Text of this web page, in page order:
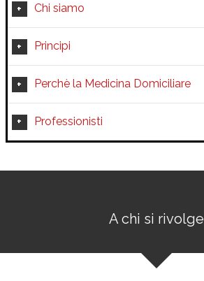
Chi siamo
Principi
Perchè la Medicina Domiciliare
Professionisti
A chi si rivolge